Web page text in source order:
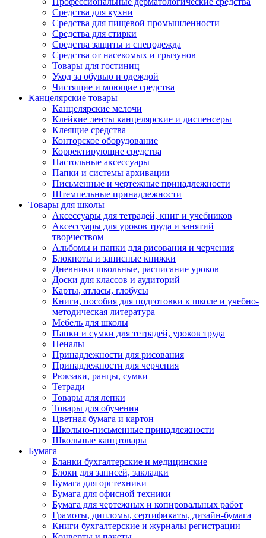
Средства для кухни
Средства для пищевой промышленности
Средства для стирки
Средства защиты и спецодежда
Средства от насекомых и грызунов
Товары для гостиниц
Уход за обувью и одеждой
Чистящие и моющие средства
Канцелярские товары
Канцелярские мелочи
Клейкие ленты канцелярские и диспенсеры
Клеящие средства
Конторское оборудование
Корректирующие средства
Настольные аксессуары
Папки и системы архивации
Письменные и чертежные принадлежности
Штемпельные принадлежности
Товары для школы
Аксессуары для тетрадей, книг и учебников
Аксессуары для уроков труда и занятий
творчеством
Альбомы и папки для рисования и черчения
Блокноты и записные книжки
Дневники школьные, расписание уроков
Доски для классов и аудиторий
Карты, атласы, глобусы
Книги, пособия для подготовки к школе и учебно-
методическая литература
Мебель для школы
Папки и сумки для тетрадей, уроков труда
Пеналы
Принадлежности для рисования
Принадлежности для черчения
Рюкзаки, ранцы, сумки
Тетради
Товары для лепки
Товары для обучения
Цветная бумага и картон
Школьно-письменные принадлежности
Школьные канцтовары
Бумага
Бланки бухгалтерские и медицинские
Блоки для записей, закладки
Бумага для оргтехники
Бумага для офисной техники
Бумага для чертежных и копировальных работ
Грамоты, дипломы, сертификаты, дизайн-бумага
Книги бухгалтерские и журналы регистрации